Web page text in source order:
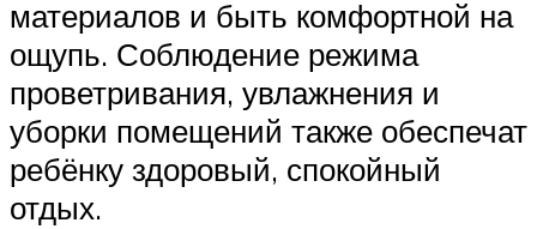
материалов и быть комфортной на
ощупь. Соблюдение режима
проветривания, увлажнения и
уборки помещений также обеспечат
ребёнку здоровый, спокойный
отдых.